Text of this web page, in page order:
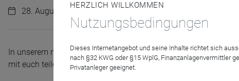
28. August 2024 | 18:00 Uhr
In unserem nächsten TEQ-Talk am 28. August um 18 Uhr
mit euch teilen, was hinter der Namensänderung steckt und
HERZLICH WILLKOMMEN
Nutzungsbedingungen
Dieses Internetangebot und seine Inhalte richtet sich
nach §32 KWG oder §15 WplG, Finanzanlagenvermittler
Privatanleger geeignet.